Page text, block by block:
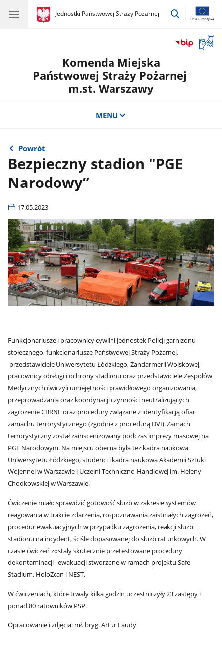
gov.pl
Jednostki Państwowej Straży Pożarnej
gov.pl
Jednostki
przejdź
okno
Komenda Miejska
Państwowej Straży Pożarnej
m.st. Warszawy
MENU
Powrót
Bezpieczny stadion "PGE
Narodowy”
17.05.2023
Funkcjonariusze i pracownicy cywilni jednostek Policji garnizonu
stołecznego, funkcjonariusze Państwowej Straży Pożarnej,
przedstawiciele Uniwersytetu Łódzkiego, Żandarmerii Wojskowej,
pracownicy obsługi i ochrony stadionu oraz przedstawiciele Zespołów
Medycznych ćwiczyli umiejętności prawidłowego organizowania,
przeprowadzania oraz koordynacji czynności neutralizujących
zagrożenie CBRNE oraz procedury związane z identyfikacją ofiar
zamachu terrorystycznego (zgodnie z procedurą DVI). Zamach
terrorystyczny został zainscenizowany podczas imprezy masowej na
PGE Narodowym. Na miejscu obecna była też kadra naukowa
Uniwersytetu Łódzkiego, studenci i kadra naukowa Akademii Sztuki
Wojennej w Warszawie i Uczelni Techniczno-Handlowej im. Heleny
Chodkowskiej w Warszawie.
Ćwiczenie miało sprawdzić gotowość służb w zakresie systemów
reagowania w trakcie zdarzenia, rozpoznawania zaistniałych zagrożeń,
procedur ewakuacyjnych w przypadku zagrożenia, reakcji służb
stadionu na incydent, ściśle dopasowanej do służb ratunkowych. W
czasie ćwiczeń zostały skutecznie przetestowane procedury
dekontaminacji i ewakuacji stworzone w ramach projektu Safe
Stadium, HoloZcan i NEST.
W ćwiczeniach, które trwały kilka godzin uczestniczyły 23 zastępy i
ponad 80 ratowników PSP.
Opracowanie i zdjęcia: mł. bryg. Artur Laudy